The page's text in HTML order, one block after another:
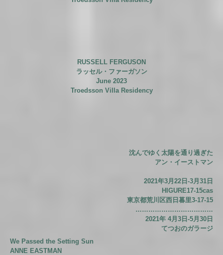
RUSSELL FERGUSON
ラッセル・ファーガソン
June 2023
Troedsson Villa Residency
沈んでゆく太陽を通り過ぎた
アン・イーストマン
2021年3月22日-3月31日
HIGURE17-15cas
東京都荒川区西日暮里3-17-15
………………………………
2021年 4月3日-5月30日
てつおのガラージ
We Passed the Setting Sun
ANNE EASTMAN